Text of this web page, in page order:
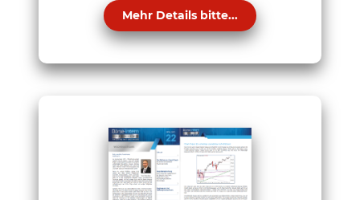
Mehr Details bitte...